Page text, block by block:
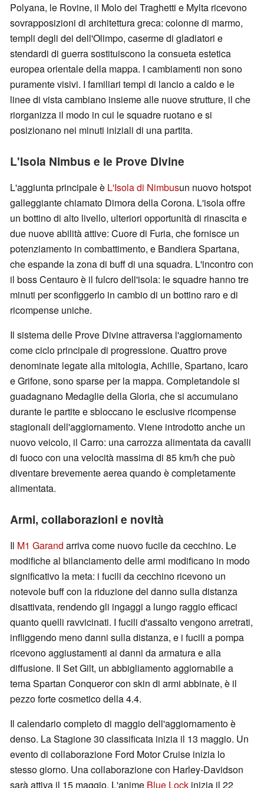
Polyana, le Rovine, il Molo dei Traghetti e Mylta ricevono
sovrapposizioni di architettura greca: colonne di marmo,
templi degli dei dell'Olimpo, caserme di gladiatori e
stendardi di guerra sostituiscono la consueta estetica
europea orientale della mappa. I cambiamenti non sono
puramente visivi. I familiari tempi di lancio a caldo e le
linee di vista cambiano insieme alle nuove strutture, il che
riorganizza il modo in cui le squadre ruotano e si
posizionano nei minuti iniziali di una partita.
L'Isola Nimbus e le Prove Divine
L'aggiunta principale è L'Isola di Nimbusun nuovo hotspot
galleggiante chiamato Dimora della Corona. L'isola offre
un bottino di alto livello, ulteriori opportunità di rinascita e
due nuove abilità attive: Cuore di Furia, che fornisce un
potenziamento in combattimento, e Bandiera Spartana,
che espande la zona di buff di una squadra. L'incontro con
il boss Centauro è il fulcro dell'isola: le squadre hanno tre
minuti per sconfiggerlo in cambio di un bottino raro e di
ricompense uniche.
Il sistema delle Prove Divine attraversa l'aggiornamento
come ciclo principale di progressione. Quattro prove
denominate legate alla mitologia, Achille, Spartano, Icaro
e Grifone, sono sparse per la mappa. Completandole si
guadagnano Medaglie della Gloria, che si accumulano
durante le partite e sbloccano le esclusive ricompense
stagionali dell'aggiornamento. Viene introdotto anche un
nuovo veicolo, il Carro: una carrozza alimentata da cavalli
di fuoco con una velocità massima di 85 km/h che può
diventare brevemente aerea quando è completamente
alimentata.
Armi, collaborazioni e novità
Il M1 Garand arriva come nuovo fucile da cecchino. Le
modifiche al bilanciamento delle armi modificano in modo
significativo la meta: i fucili da cecchino ricevono un
notevole buff con la riduzione del danno sulla distanza
disattivata, rendendo gli ingaggi a lungo raggio efficaci
quanto quelli ravvicinati. I fucili d'assalto vengono arretrati,
infliggendo meno danni sulla distanza, e i fucili a pompa
ricevono aggiustamenti ai danni da armatura e alla
diffusione. Il Set Gilt, un abbigliamento aggiornabile a
tema Spartan Conqueror con skin di armi abbinate, è il
pezzo forte cosmetico della 4.4.
Il calendario completo di maggio dell'aggiornamento è
denso. La Stagione 30 classificata inizia il 13 maggio. Un
evento di collaborazione Ford Motor Cruise inizia lo
stesso giorno. Una collaborazione con Harley-Davidson
sarà attiva il 15 maggio. L'anime Blue Lock inizia il 22